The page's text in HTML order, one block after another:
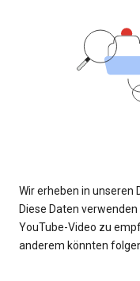
Wir erheben in unseren
Diese Daten
YouTube-Video zu
anderem könnten